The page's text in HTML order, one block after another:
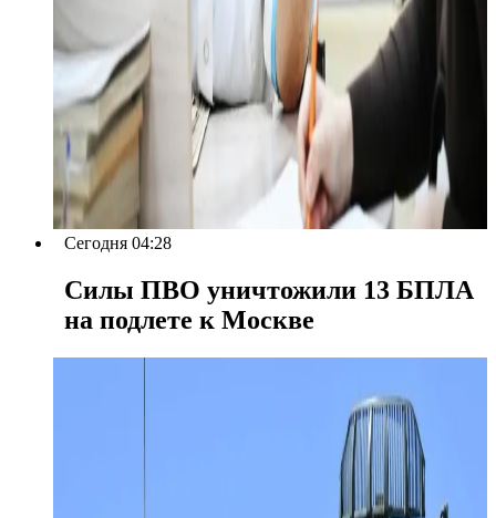
Сегодня 04:28
Силы ПВО уничтожили 13 БПЛА
на подлете к Москве